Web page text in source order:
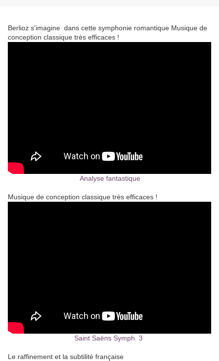
Berlioz s'imagine dans cette symphonie romantique Musique de
conception classique très efficaces !
Analyse fantastique
Musique de conception classique très efficaces !
Saint Saëns Symph. 3
Le raffinement et la subtilité française